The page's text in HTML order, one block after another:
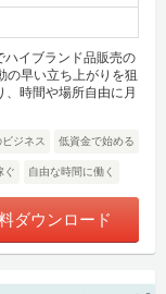
イブランド品販売の
の早い立ち上がりを狙
、時間や場所自由に月
ジネス 低資金で始める
ぐ 自由な時間に働く
ダウンロード